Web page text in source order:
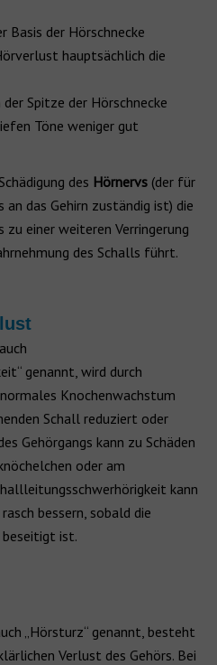
Basis der Hörschnecke
hauptsächlich die
Spitze der Hörschnecke
Töne weniger gut
des Hörnervs (der für
das Gehirn zuständig ist) die
einer weiteren Verringerung
des Schalls führt.
genannt, wird durch
Knochenwachstum
Schall reduziert oder
Gehörgangs kann zu Schäden
oder am
kann
bessern, sobald die
beseitigt ist.
„Hörsturz“ genannt, besteht
Verlust des Gehörs. Bei